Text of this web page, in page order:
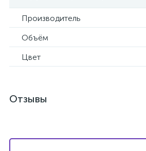
Производитель
Объём
Цвет
Отзывы